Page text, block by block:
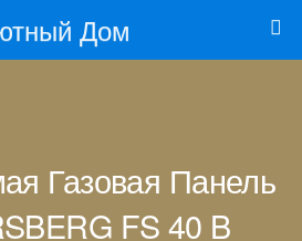
Дом
Газовая Панель
FS 40 B